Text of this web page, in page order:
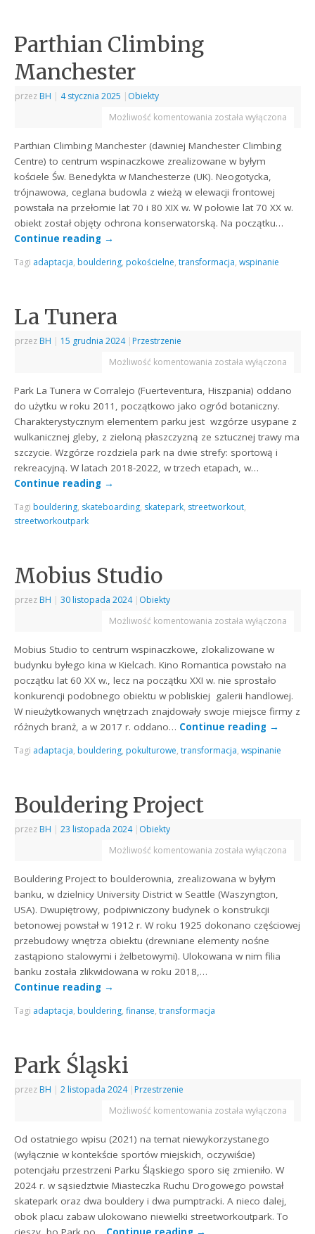
Parthian Climbing
Manchester
przez BH | 4 stycznia 2025 | Obiekty
Możliwość komentowania została wyłączona
Parthian Climbing Manchester (dawniej Manchester Climbing
Centre) to centrum wspinaczkowe zrealizowane w byłym
kościele Św. Benedykta w Manchesterze (UK). Neogotycka,
trójnawowa, ceglana budowla z wieżą w elewacji frontowej
powstała na przełomie lat 70 i 80 XIX w. W połowie lat 70 XX w.
obiekt został objęty ochrona konserwatorską. Na początku…
Continue reading →
Tagi adaptacja, bouldering, pokościelne,transformacja,wspinanie
La Tunera
przez BH | 15 grudnia 2024 | Przestrzenie
Możliwość komentowania została wyłączona
Park La Tunera w Corralejo (Fuerteventura, Hiszpania) oddano
do użytku w roku 2011, początkowo jako ogród botaniczny.
Charakterystycznym elementem parku jest wzgórze usypane z
wulkanicznej gleby, z zieloną płaszczyzną ze sztucznej trawy ma
szczycie. Wzgórze rozdziela park na dwie strefy: sportową i
rekreacyjną. W latach 2018-2022, w trzech etapach, w…
Continue reading →
Tagi bouldering, skateboarding, skatepark, streetworkout,
streetworkoutpark
Mobius Studio
przez BH | 30 listopada 2024 | Obiekty
Możliwość komentowania została wyłączona
Mobius Studio to centrum wspinaczkowe, zlokalizowane w
budynku byłego kina w Kielcach. Kino Romantica powstało na
początku lat 60 XX w., lecz na początku XXI w. nie sprostało
konkurencji podobnego obiektu w pobliskiej galerii handlowej.
W nieużytkowanych wnętrzach znajdowały swoje miejsce firmy z
różnych branż, a w 2017 r. oddano… Continue reading →
Tagi adaptacja, bouldering, pokulturowe,transformacja,wspinanie
Bouldering Project
przez BH | 23 listopada 2024 | Obiekty
Możliwość komentowania została wyłączona
Bouldering Project to boulderownia, zrealizowana w byłym
banku, w dzielnicy University District w Seattle (Waszyngton,
USA). Dwupiętrowy, podpiwniczony budynek o konstrukcji
betonowej powstał w 1912 r. W roku 1925 dokonano częściowej
przebudowy wnętrza obiektu (drewniane elementy nośne
zastąpiono stalowymi i żelbetowymi). Ulokowana w nim filia
banku została zlikwidowana w roku 2018,…
Continue reading →
Tagi adaptacja, bouldering,finanse,transformacja
Park Śląski
przez BH | 2 listopada 2024 | Przestrzenie
Możliwość komentowania została wyłączona
Od ostatniego wpisu (2021) na temat niewykorzystanego
(wyłącznie w kontekście sportów miejskich, oczywiście)
potencjału przestrzeni Parku Śląskiego sporo się zmieniło. W
2024 r. w sąsiedztwie Miasteczka Ruchu Drogowego powstał
skatepark oraz dwa bouldery i dwa pumptracki. A nieco dalej,
obok placu zabaw ulokowano niewielki streetworkoutpark. To